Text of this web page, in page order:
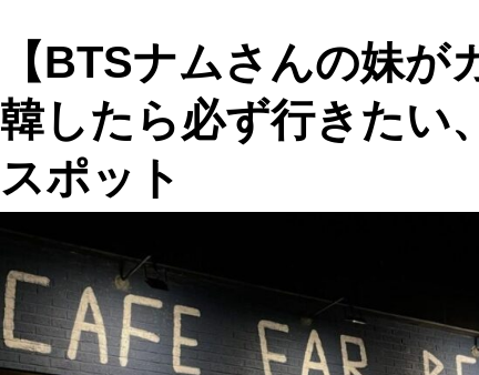
【BTSナムさんの妹
韓したら必ず行きたい
スポット